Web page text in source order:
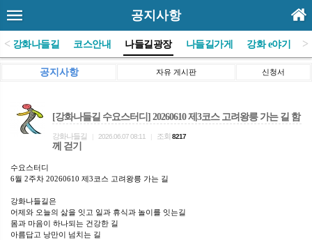
공지사항
<)강화나들길 코스안내 나들길광장 나들길가게 강화 e야기 >
공지사항 자유 게시판 신청서
[강화나들길 수요스터디] 20260610 제3코스 고려왕릉 가는 길 함
께 걷기
강화나들길 2026.06.07 08:11 조회 8217
수요스터디
6월 2주차 20260610 제3코스 고려왕릉 가는 길
강화나들길은
어제와 오늘의 삶을 잇고 일과 휴식과 놀이를 잇는길
몸과 마음이 하나되는 건강한 길
아름답고 낭만이 넘치는 길